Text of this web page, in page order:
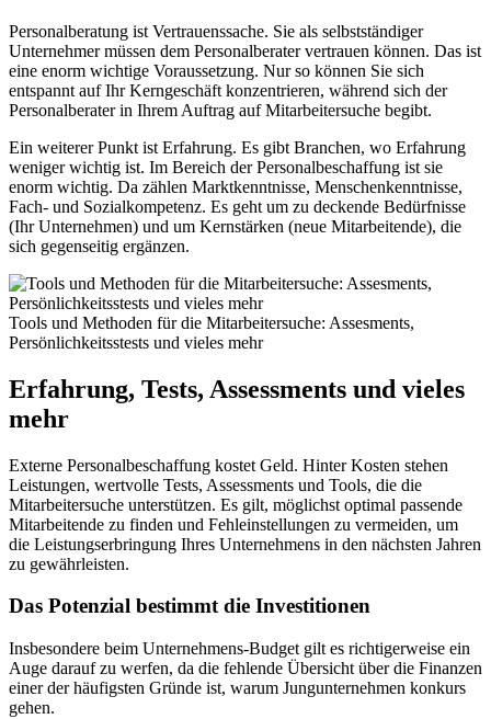
Personalberatung ist Vertrauenssache. Sie als selbstständiger
Unternehmer müssen dem Personalberater vertrauen können. Das ist
eine enorm wichtige Voraussetzung. Nur so können Sie sich
entspannt auf Ihr Kerngeschäft konzentrieren, während sich der
Personalberater in Ihrem Auftrag auf Mitarbeitersuche begibt.
Ein weiterer Punkt ist Erfahrung. Es gibt Branchen, wo Erfahrung
weniger wichtig ist. Im Bereich der Personalbeschaffung ist sie
enorm wichtig. Da zählen Marktkenntnisse, Menschenkenntnisse,
Fach- und Sozialkompetenz. Es geht um zu deckende Bedürfnisse
(Ihr Unternehmen) und um Kernstärken (neue Mitarbeitende), die
sich gegenseitig ergänzen.
Tools und Methoden für die Mitarbeitersuche: Assesments,
Persönlichkeitsstests und vieles mehr
Erfahrung, Tests, Assessments und vieles
mehr
Externe Personalbeschaffung kostet Geld. Hinter Kosten stehen
Leistungen, wertvolle Tests, Assessments und Tools, die die
Mitarbeitersuche unterstützen. Es gilt, möglichst optimal passende
Mitarbeitende zu finden und Fehleinstellungen zu vermeiden, um
die Leistungserbringung Ihres Unternehmens in den nächsten Jahren
zu gewährleisten.
Das Potenzial bestimmt die Investitionen
Insbesondere beim Unternehmens-Budget gilt es richtigerweise ein
Auge darauf zu werfen, da die fehlende Übersicht über die Finanzen
einer der häufigsten Gründe ist, warum Jungunternehmen konkurs
gehen.